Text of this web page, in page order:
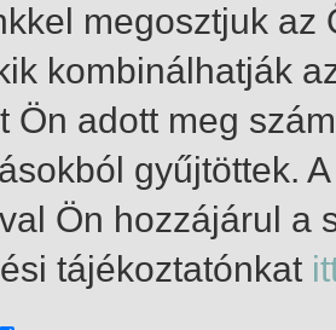
megosztjuk
kombinálhatják
Ön adott meg
gyűjtöttek.
Ön hozzájárul a
tájékoztatónkat